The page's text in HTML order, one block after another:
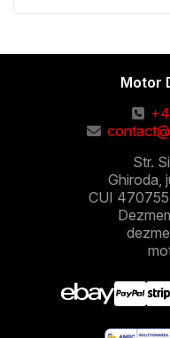
Motor
Str.
Ghiroda,
CUI